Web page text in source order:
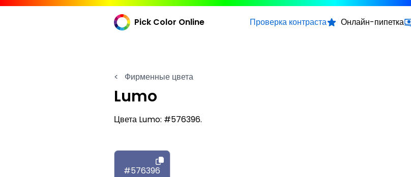
Pick Color Online Проверка контраста Онлайн-пипетка
< Фирменные цвета
Lumo
Цвета Lumo: #576396.
#576396